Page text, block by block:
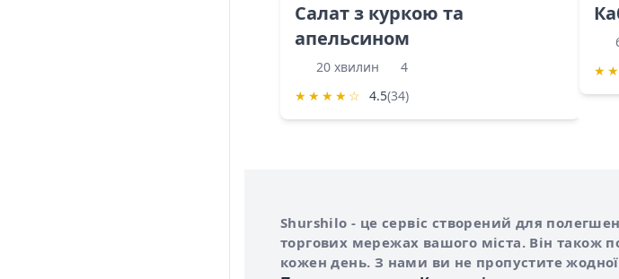
Салат з куркою та
апельсином
20 хвилин
4
★ ★ ★ ★ ☆ 4.5(34)
★ ★
Про сервіс Shurshilo
Shurshilo - це сервіс створений для
торгових мережах вашого міста. Він також
кожен день. З нами ви не пропустите жодної